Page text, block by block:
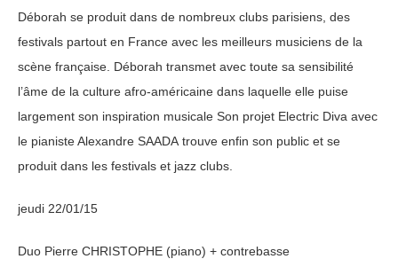
Déborah se produit dans de nombreux clubs parisiens, des
festivals partout en France avec les meilleurs musiciens de la
scène française. Déborah transmet avec toute sa sensibilité
l’âme de la culture afro-américaine dans laquelle elle puise
largement son inspiration musicale Son projet Electric Diva avec
le pianiste Alexandre SAADA trouve enfin son public et se
produit dans les festivals et jazz clubs.
jeudi 22/01/15
Duo Pierre CHRISTOPHE (piano) + contrebasse